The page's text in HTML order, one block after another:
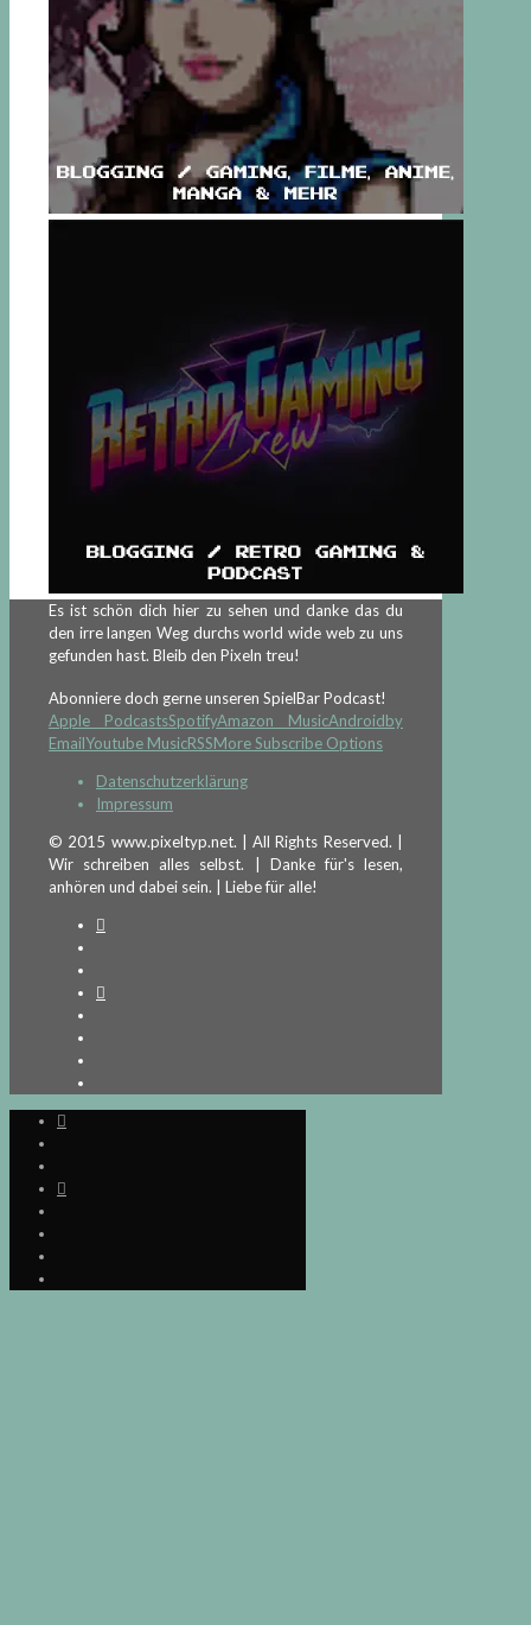
Es ist schön dich hier zu sehen und danke das du
den irre langen Weg durchs world wide web zu uns
gefunden hast. Bleib den Pixeln treu!
Abonniere doch gerne unseren SpielBar Podcast!
Apple PodcastsSpotifyAmazon MusicAndroidby
EmailYoutube MusicRSSMore Subscribe Options
Datenschutzerklärung
Impressum
© 2015 www.pixeltyp.net. | All Rights Reserved. |
Wir schreiben alles selbst. | Danke für's lesen,
anhören und dabei sein. | Liebe für alle!